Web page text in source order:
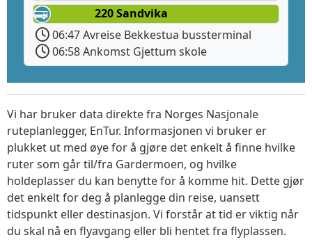
220 Sandvika
06:47 Avreise Bekkestua bussterminal
06:58 Ankomst Gjettum skole
Vi har bruker data direkte fra Norges Nasjonale
ruteplanlegger, EnTur. Informasjonen vi bruker er
plukket ut med øye for å gjøre det enkelt å finne hvilke
ruter som går til/fra Gardermoen, og hvilke
holdeplasser du kan benytte for å komme hit. Dette gjør
det enkelt for deg å planlegge din reise, uansett
tidspunkt eller destinasjon. Vi forstår at tid er viktig når
du skal nå en flyavgang eller bli hentet fra flyplassen.